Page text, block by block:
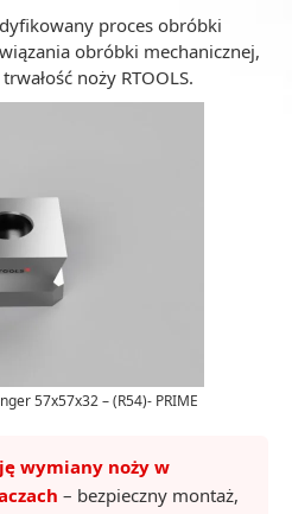
proces obróbki
obróbki mechanicznej,
noży RTOOLS.
57x57x32 – (R54)- PRIME
wymiany noży w
– bezpieczny montaż,